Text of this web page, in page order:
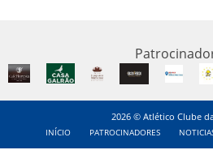
2026 © Atlético Clube
INÍCIO PATROCINADORES